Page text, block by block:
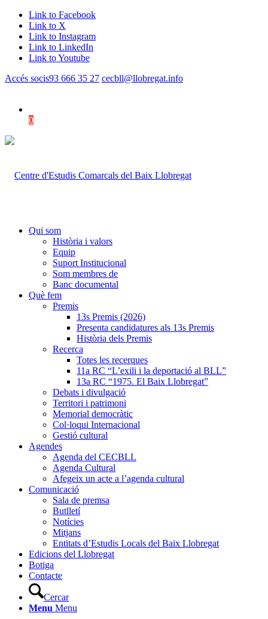
Link to Facebook
Link to X
Link to Instagram
Link to LinkedIn
Link to Youtube
Accés socis93 666 35 27 cecbll@llobregat.info
0
Qui som
Història i valors
Equip
Suport Institucional
Som membres de
Banc documental
Què fem
Premis
13s Premis (2026)
Presenta candidatures als 13s Premis
Història dels Premis
Recerca
Totes les recerques
11a RC “L’exili i la deportació al BLL”
13a RC “1975. El Baix Llobregat”
Debats i divulgació
Territori i patrimoni
Memorial democràtic
Col·loqui Internacional
Gestió cultural
Agendes
Agenda del CECBLL
Agenda Cultural
Afegeix un acte a l’agenda cultural
Comunicació
Sala de premsa
Butlletí
Notícies
Mitjans
Entitats d’Estudis Locals del Baix Llobregat
Edicions del Llobregat
Botiga
Contacte
Cercar
Menu Menu